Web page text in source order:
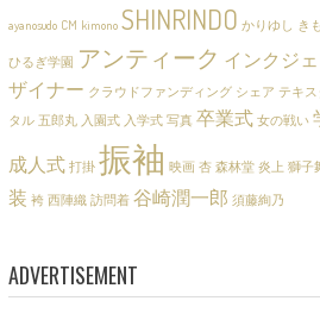
ayanosudo CM kimono SHINRINDO かりゆし き
ひるぎ学園 アンティーク インクジ
ザイナー クラウドファンディング シェア テキ
タル 五郎丸 入園式 入学式 写真 卒業式 女の戦い
成人式 打掛 振袖 映画 杏 森林堂 炎上 獅子
装 袴 西陣織 訪問着 谷崎潤一郎 須藤絢乃
ADVERTISEMENT